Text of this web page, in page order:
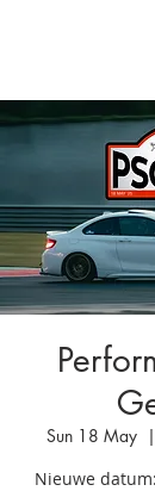
Sun 18 May
  |
Nieuwe